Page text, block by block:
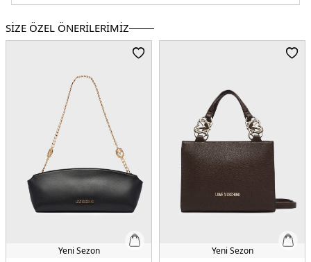
5DK2JC4093PP1NLI0552.24
SİZE ÖZEL ÖNERİLERİMİZ
Yeni Sezon Yeni Sezon